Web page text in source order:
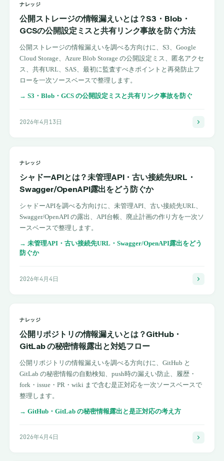
ナレッジ
公開ストレージの情報漏えいとは？S3・Blob・
GCSの公開設定ミスと共有リンク事故を防ぐ方法
公開ストレージの情報漏えいを調べる方向けに、S3、Google
Cloud Storage、Azure Blob Storage の公開設定ミス、匿名アクセ
ス、共有URL、SAS、最初に監査すべきポイントと再発防止フ
ローを一次ソースベースで整理します。
→ S3・Blob・GCS の公開設定ミスと共有リンク事故を防ぐ
2026年4月13日
ナレッジ
シャドーAPIとは？未管理API・古い接続先URL・
Swagger/OpenAPI露出をどう防ぐか
シャドーAPIを調べる方向けに、未管理API、古い接続先URL、
Swagger/OpenAPI の露出、API台帳、廃止計画の作り方を一次ソ
ースベースで整理します。
→ 未管理API・古い接続先URL・Swagger/OpenAPI露出をどう
防ぐか
2026年4月4日
ナレッジ
公開リポジトリの情報漏えいとは？GitHub・
GitLab の秘密情報露出と対処フロー
公開リポジトリの情報漏えいを調べる方向けに、GitHub と
GitLab の秘密情報の自動検知、push時の漏えい防止、履歴・
fork・issue・PR・wiki まで含む是正対応を一次ソースベースで
整理します。
→ GitHub・GitLab の秘密情報露出と是正対応の考え方
2026年4月4日